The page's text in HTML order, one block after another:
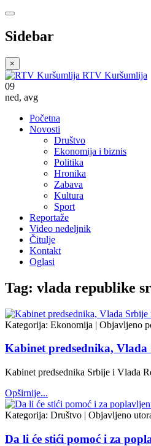
Sidebar
×
RTV Kuršumlija
09
ned, avg
Početna
Novosti
Društvo
Ekonomija i biznis
Politika
Hronika
Zabava
Kultura
Sport
Reportaže
Video nedeljnik
Čitulje
Kontakt
Oglasi
Tag: vlada republike
Kategorija: Ekonomija | Objavljeno
Kabinet predsednika,
Kabinet predsednika Srbije i Vlada
Opširnije...
Kategorija: Društvo | Objavljeno
Da li će stići pomoć i za